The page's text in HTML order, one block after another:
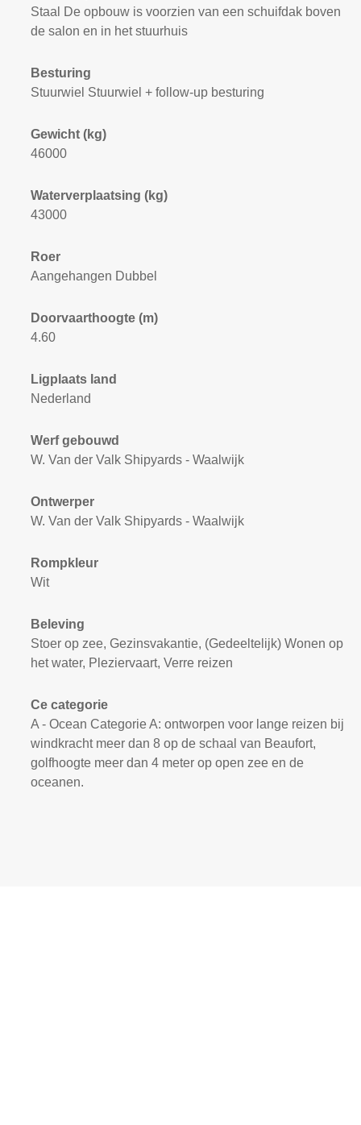
Staal De opbouw is voorzien van een schuifdak boven
de salon en in het stuurhuis
Besturing
Stuurwiel Stuurwiel + follow-up besturing
Gewicht (kg)
46000
Waterverplaatsing (kg)
43000
Roer
Aangehangen Dubbel
Doorvaarthoogte (m)
4.60
Ligplaats land
Nederland
Werf gebouwd
W. Van der Valk Shipyards - Waalwijk
Ontwerper
W. Van der Valk Shipyards - Waalwijk
Rompkleur
Wit
Beleving
Stoer op zee, Gezinsvakantie, (Gedeeltelijk) Wonen op
het water, Pleziervaart, Verre reizen
Ce categorie
A - Ocean Categorie A: ontworpen voor lange reizen bij
windkracht meer dan 8 op de schaal van Beaufort,
golfhoogte meer dan 4 meter op open zee en de
oceanen.